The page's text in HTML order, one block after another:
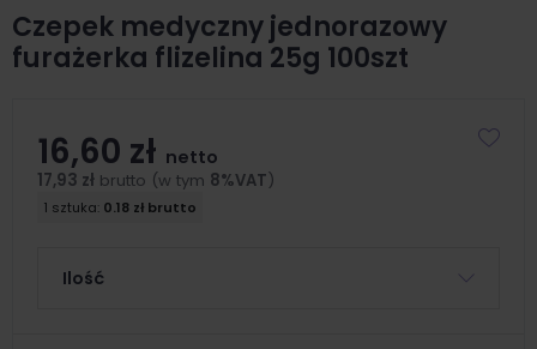
Czepek medyczny jednorazowy
furażerka flizelina 25g 100szt
16,60 zł netto
17,93 zł brutto (w tym 8%VAT)
1 sztuka: 0.18 zł brutto
Ilość